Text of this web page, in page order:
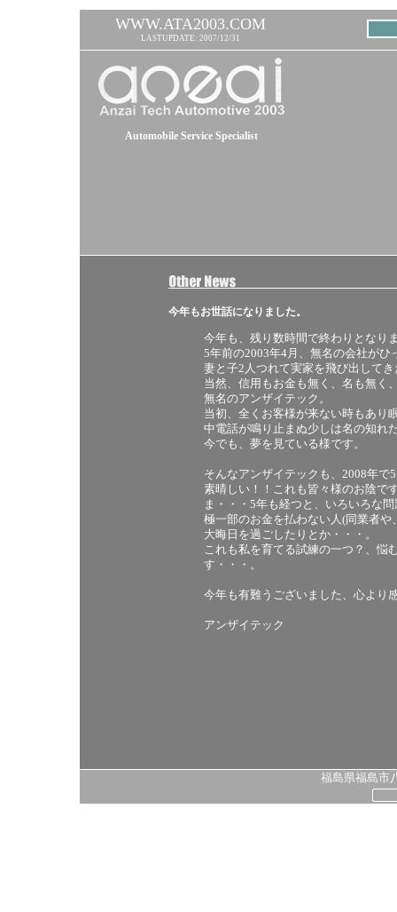
WWW.ATA2003.COM
LASTUPDATE: 2007/12/31
Automobile Service Specialist
今年もお世話になりました。
今年も、残り数時間で終わりとなり
5年前の2003年4月、無名の会社がひ
妻と子2人つれて実家を飛び出して
当然、信用もお金も無く、名も無く
無名のアンザイテック。
当初、全くお客様が来ない時もあり
中電話が鳴り止まぬ少しは名の知れ
今でも、夢を見ている様です。
そんなアンザイテックも、2008年で
素晴しい！！これも皆々様のお陰で
ま・・・5年も経つと、いろいろな
極一部のお金を払わない人(同業者
大晦日を過ごしたりとか・・・。
これも私を育てる試練の一つ？、悩
す・・・。
今年も有難うございました、心より
アンザイテック
福島県福島市